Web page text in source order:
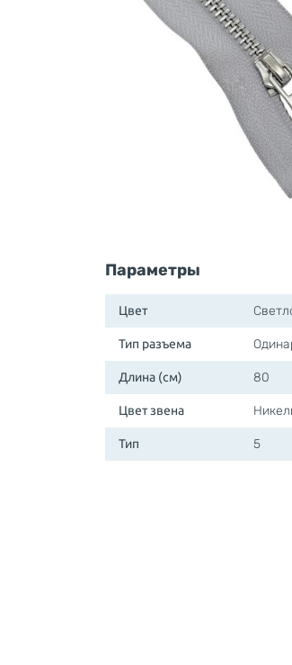
Для молнии YKK
Параметры
Цвет
Тип разъема
Длина (см) 80
Цвет звена
Тип 5